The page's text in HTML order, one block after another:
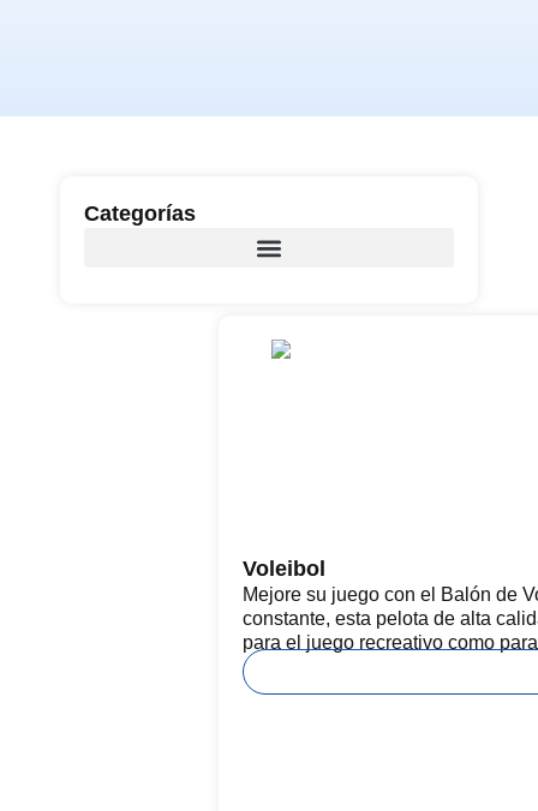
Voleibol
Mejore su juego con el Balón de
constante, esta pelota de alta
para el juego recreativo como
Categorías